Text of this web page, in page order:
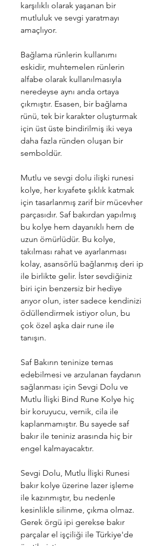
karşılıklı olarak yaşanan bir
mutluluk ve sevgi yaratmayı
amaçlıyor.
Bağlama rünlerin kullanımı
eskidir, muhtemelen rünlerin
alfabe olarak kullanılmasıyla
neredeyse aynı anda ortaya
çıkmıştır. Esasen, bir bağlama
rünü, tek bir karakter oluşturmak
için üst üste bindirilmiş iki veya
daha fazla ründen oluşan bir
semboldür.
Mutlu ve sevgi dolu ilişki runesi
kolye, her kıyafete şıklık katmak
için tasarlanmış zarif bir mücevher
parçasıdır. Saf bakırdan yapılmış
bu kolye hem dayanıklı hem de
uzun ömürlüdür. Bu kolye,
takılması rahat ve ayarlanması
kolay, asansörlü bağlanmış deri ip
ile birlikte gelir. İster sevdiğiniz
biri için benzersiz bir hediye
arıyor olun, ister sadece kendinizi
ödüllendirmek istiyor olun, bu
çok özel aşka dair rune ile
tanışın.
Saf Bakırın teninize temas
edebilmesi ve arzulanan faydanın
sağlanması için Sevgi Dolu ve
Mutlu İlişki Bind Rune Kolye hiç
bir koruyucu, vernik, cila ile
kaplanmamıştır. Bu sayede saf
bakır ile teniniz arasında hiç bir
engel kalmayacaktır.
Sevgi Dolu, Mutlu İlişki Runesi
bakır kolye üzerine lazer işleme
ile kazınmıştır, bu nedenle
kesinlikle silinme, çıkma olmaz.
Gerek örgü ipi gerekse bakır
parçalar el işçiliği ile Türkiye'de